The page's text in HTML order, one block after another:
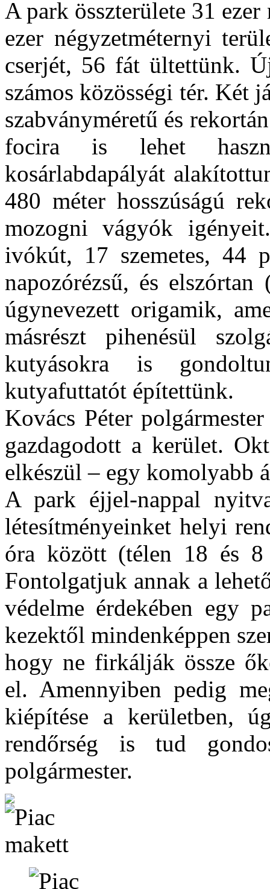
A park összterülete 31
ezer négyzetméternyi
cserjét, 56 fát ültettünk.
számos közösségi tér. Két
szabványméretű és
focira is lehet
kosárlabdapályát
480 méter hosszúságú
mozogni vágyók
ivókút, 17 szemetes, 44
napozórézsű, és
úgynevezett origamik,
másrészt pihenésül
kutyásokra is
kutyafuttatót építettünk.
Kovács Péter
gazdagodott a kerület.
elkészül – egy komolyabb
A park éjjel-nappal
létesítményeinket helyi
óra között (télen 18 és
Fontolgatjuk annak a
védelme érdekében egy
kezektől mindenképpen
hogy ne firkálják össze
el. Amennyiben pedig
kiépítése a kerületben,
rendőrség is tud
polgármester.